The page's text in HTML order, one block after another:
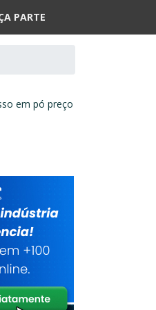
PARTE
em pó preço